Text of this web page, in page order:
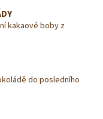
kakaové boby z
do posledního